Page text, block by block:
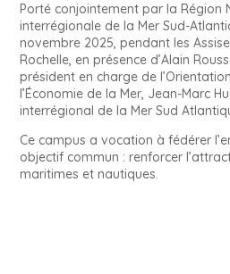
Porté conjointement par la Région
interrégionale de la Mer Sud-
novembre 2025, pendant les
Rochelle, en présence d’Alain
président en charge de
l’Économie de la Mer, Jean-Marc
interrégional de la Mer Sud
Ce campus a vocation à fédérer
objectif commun : renforcer
maritimes et nautiques.